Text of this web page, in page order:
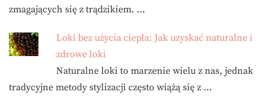
zmagających się z trądzikiem. …
Loki bez użycia ciepła: Jak uzyskać naturalne i
zdrowe loki
Naturalne loki to marzenie wielu z nas, jednak
tradycyjne metody stylizacji często wiążą się z …